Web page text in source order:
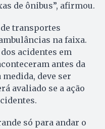
de ônibus”, afirmou.
transportes
na faixa.
acidentes em
antes da
deve ser
avaliado se a ação
só para andar o